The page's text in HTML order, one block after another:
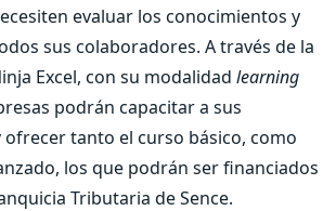
evaluar los conocimientos y
sus colaboradores. A través de la
Excel, con su modalidad learning
podrán capacitar a sus
tanto el curso básico, como
los que podrán ser financiados
Tributaria de Sence.